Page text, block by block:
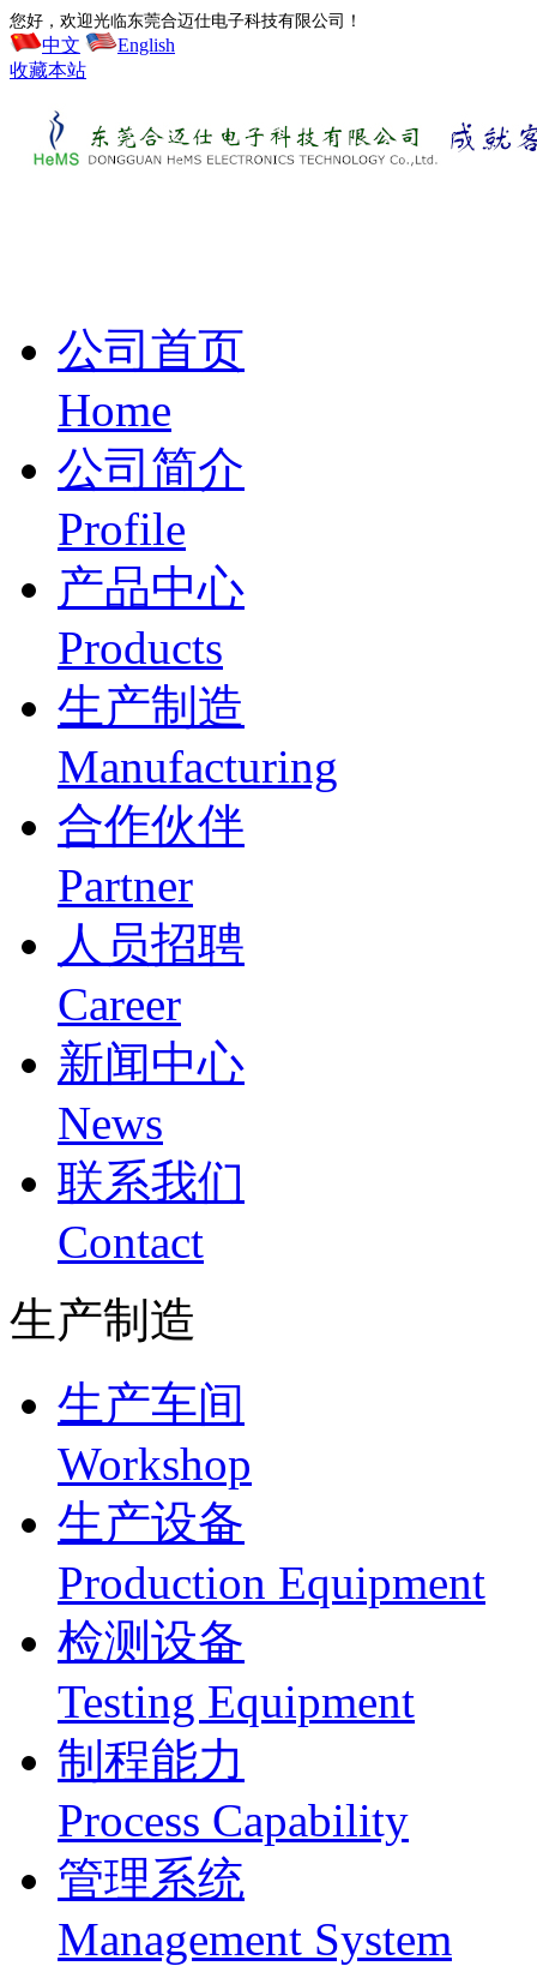
您好，欢迎光临东莞合迈仕电子科技有限公司！
中文
English
收藏本站
公司首页
Home
公司简介
Profile
产品中心
Products
生产制造
Manufacturing
合作伙伴
Partner
人员招聘
Career
新闻中心
News
联系我们
Contact
生产制造
生产车间
Workshop
生产设备
Production Equipment
检测设备
Testing Equipment
制程能力
Process Capability
管理系统
Management System